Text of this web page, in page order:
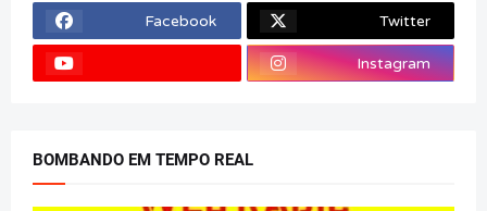
Facebook Twitter
Instagram
BOMBANDO EM TEMPO REAL